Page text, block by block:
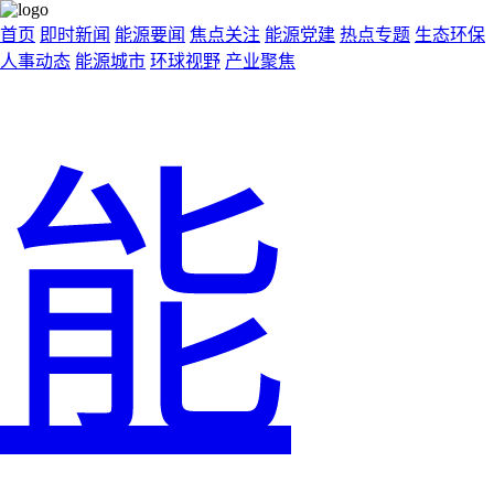
首页 即时新闻 能源要闻 焦点关注 能源党建 热点专题 生态环保
人事动态 能源城市 环球视野 产业聚焦
能